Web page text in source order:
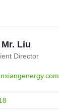
Mr. Liu
Director